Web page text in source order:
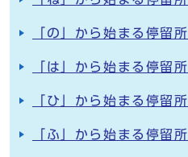
「の」から始まる停留所
「は」から始まる停留所
「ひ」から始まる停留所
「ふ」から始まる停留所